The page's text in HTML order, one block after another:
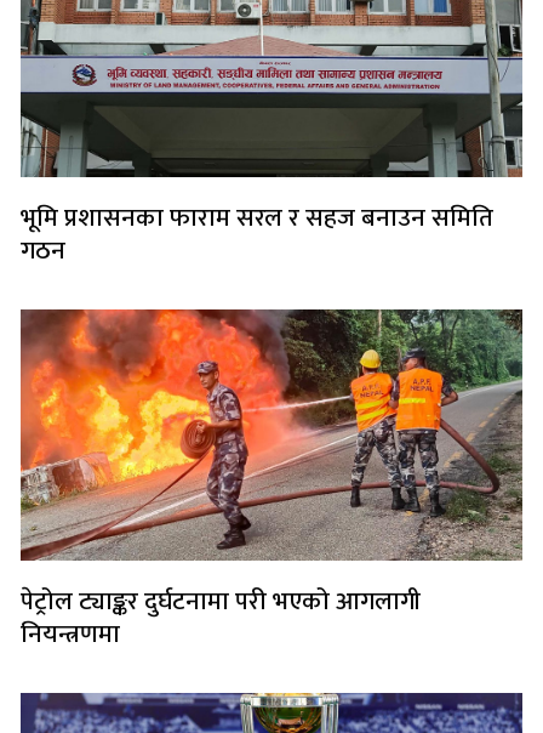
भूमि प्रशासनका फाराम सरल र सहज बनाउन समिति
गठन
पेट्रोल ट्याङ्कर दुर्घटनामा परी भएको आगलागी
नियन्त्रणमा